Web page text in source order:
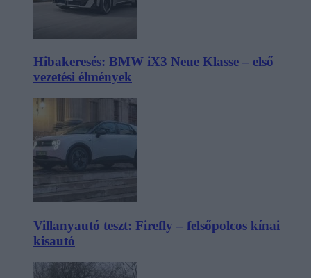
Hibakeresés: BMW iX3 Neue Klasse – első
vezetési élmények
Villanyautó teszt: Firefly – felsőpolcos kínai
kisautó